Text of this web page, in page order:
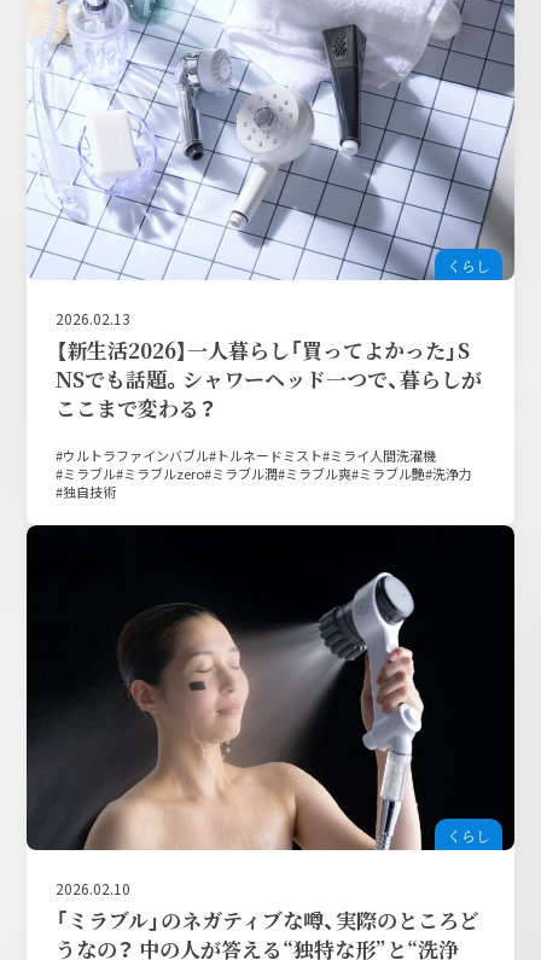
くらし
2026.02.13
【新生活2026】一人暮らし「買ってよかった」S
NSでも話題。シャワーヘッド一つで、暮らしが
ここまで変わる？
ウルトラファインバブル トルネードミスト ミライ人間洗濯機
ミラブル ミラブルzero ミラブル潤 ミラブル爽 ミラブル艶 洗浄力
独自技術
くらし
2026.02.10
「ミラブル」のネガティブな噂、実際のところど
うなの？ 中の人が答える“独特な形”と“洗浄